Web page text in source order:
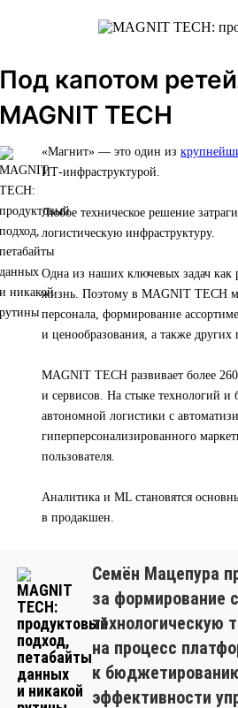
Под капотом
MAGNIT TECH
«Магнит» — это один из
ИТ-инфраструктурой.
Любое техническое решение
логистическую инфраструктуру.
Одна из наших ключевых задач как
жизнь. Поэтому в MAGNIT TECH
персонала, формирование
и ценообразования, а также
MAGNIT TECH развивает более
и сервисов. На стыке технологий
автономной логистики с
гиперперсонализированного
пользователя.
Аналитика и ML становятся
в продакшен.
Семён Мацепура
за формирование
технологическую
на процесс
к
эффективности